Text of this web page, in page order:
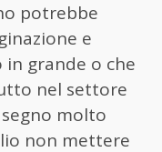
potrebbe
e
grande o che
nel settore
molto
non mettere